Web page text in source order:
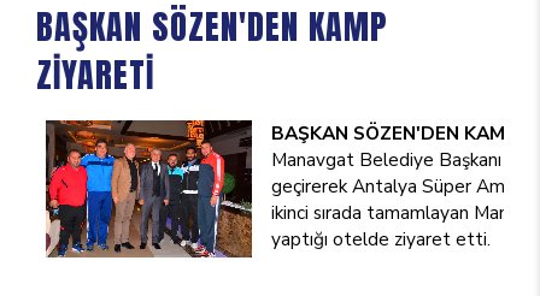
BAŞKAN SÖZEN'DEN KAMP
ZİYARETİ
BAŞKAN SÖZEN'DEN KAMP
Manavgat Belediye Başkanı
geçirerek Antalya Süper
ikinci sırada tamamlayan
yaptığı otelde ziyaret etti.